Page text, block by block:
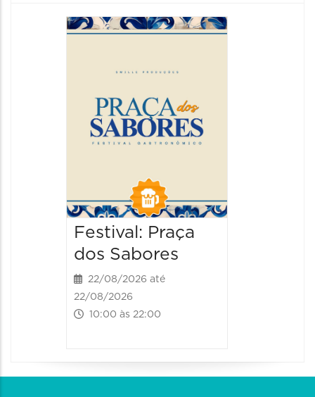
Festival: Praça
dos Sabores
22/08/2026 até
22/08/2026
10:00 às 22:00